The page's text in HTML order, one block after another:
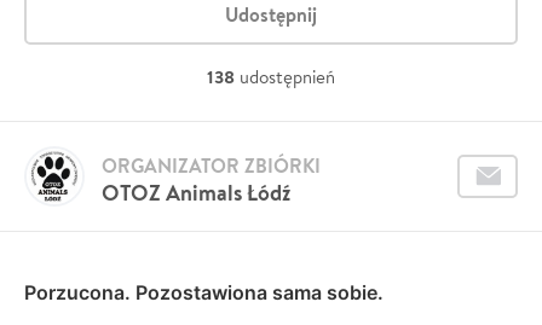
Udostępnij
138 udostępnień
OTOZ Animals Łódź
ORGANIZATOR ZBIÓRKI
Porzucona. Pozostawiona sama sobie.